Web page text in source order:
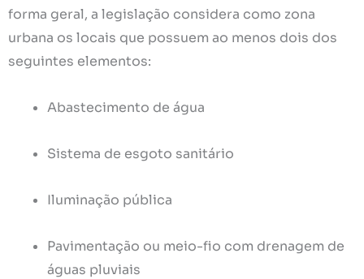
forma geral, a legislação considera como zona
urbana os locais que possuem ao menos dois dos
seguintes elementos:
Abastecimento de água
Sistema de esgoto sanitário
Iluminação pública
Pavimentação ou meio-fio com drenagem de
águas pluviais